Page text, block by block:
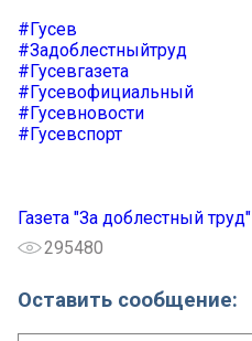
#Гусев
#Задоблестныйтруд
#Гусевгазета
#Гусевофициальный
#Гусевновости
#Гусевспорт
Газета "За доблестный труд"
295480
Оставить сообщение: